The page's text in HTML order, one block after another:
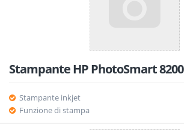
Stampante HP PhotoSmart 8200
Stampante inkjet
Funzione di stampa